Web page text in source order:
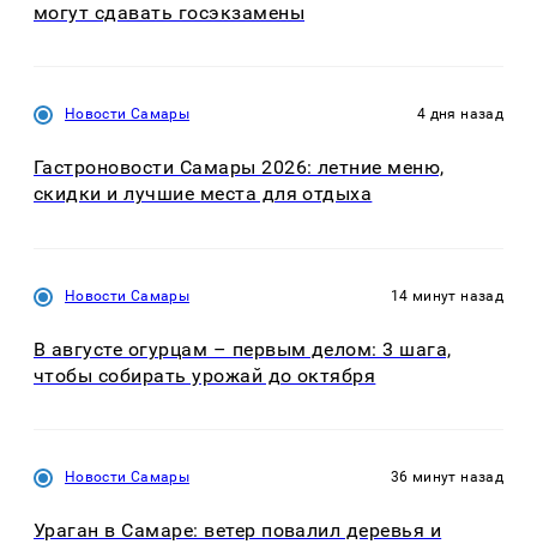
могут сдавать госэкзамены
Новости Самары 4 дня назад
Гастроновости Самары 2026: летние меню,
скидки и лучшие места для отдыха
Новости Самары 14 минут назад
В августе огурцам – первым делом: 3 шага,
чтобы собирать урожай до октября
Новости Самары 36 минут назад
Ураган в Самаре: ветер повалил деревья и